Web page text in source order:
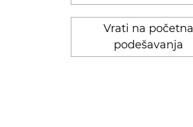
Vrati na početna
podešavanja